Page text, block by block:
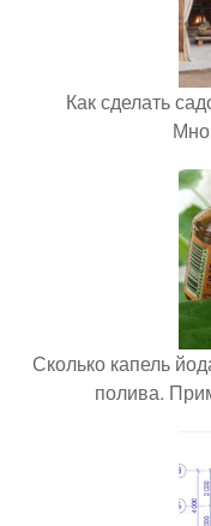
Как сделать
Сколько капель
полива.